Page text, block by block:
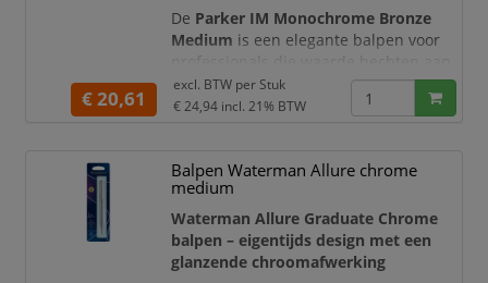
De Parker IM Monochrome Bronze
Medium is een elegante balpen voor
professionals die waarde hechten aan
betrouwbaar schrijfcomfort en een
representatieve uitstraling. De volledig
details creëren een modern
monochroom ontwerp dat op ieder
bureau opvalt.
Dankzij de uitgebalanceerde, taps toel
€ 20,61
excl. BTW per Stuk
€ 24,94 incl. 21% BTW
Balpen Waterman Allure chrome
medium
Waterman Allure Graduate Chrome
balpen – eigentijds design met een
glanzende chroomafwerking